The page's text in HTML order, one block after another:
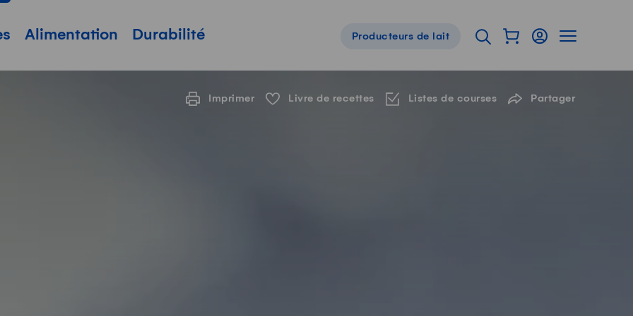
Alimentation Durabilité
Navigation de pied de page
Producteurs de lait Ouvrir l'onglet de
Afficher mon panier
ConnexionAfficher la
Imprimer Livre de recettes Listes de courses Partager